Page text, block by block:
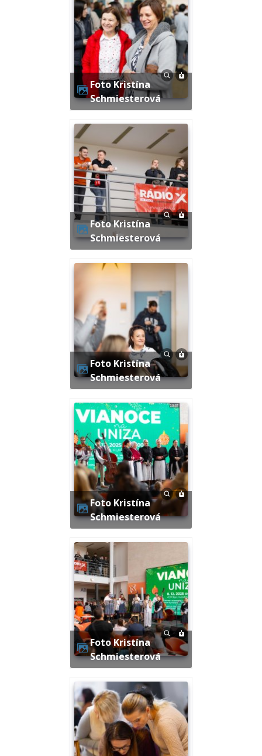
Foto Kristína
Schmiesterová
Foto Kristína
Schmiesterová
Foto Kristína
Schmiesterová
Foto Kristína
Schmiesterová
Foto Kristína
Schmiesterová